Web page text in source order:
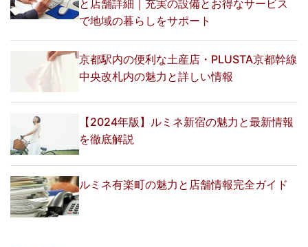
と店舗詳細｜充実の設備とお得なサービス
で地域の暮らしをサポート
京都駅内の便利な土産店・PLUSTA京都幹線
中央改札内の魅力と詳しい情報
【2024年版】ルミネ新宿の魅力と最新情報
を徹底解説
ルミネ有楽町の魅力と店舗情報完全ガイド